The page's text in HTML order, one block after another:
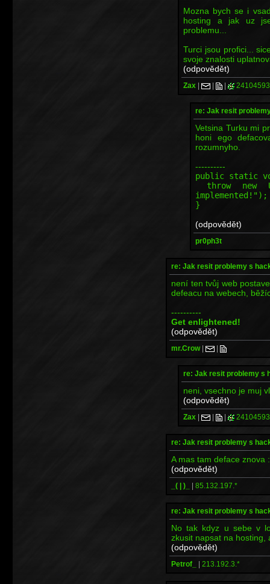
Mozna bych se i
hosting a jak uz
problemu...
Turci jsou profici...
svoje znalosti
(odpovědět)
Zax | | |
re: Jak resit
Vetsina Turku mi
honi ego
rozumnyho.
----------
public static
throw new
implemented!");
}
(odpovědět)
pr0ph3t
re: Jak resit problemy s
není ten tvůj web
defeacu na webech,
----------
Get enlightened!
(odpovědět)
mr.Crow| |
re: Jak resit problemy s
neni, vsechno je muj
(odpovědět)
Zax | | |
re: Jak resit problemy s
A mas tam deface znova
(odpovědět)
_( | )_ | 85.132.197.*
re: Jak resit problemy s
No tak kdyz u sebe v
zkusit napsat na hosting,
(odpovědět)
Petrof_ | 213.192.3.*